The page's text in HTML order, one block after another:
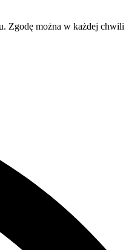
Zgodę można w każdej